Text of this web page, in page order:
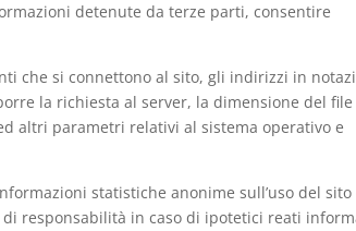
detenute da terze parti, consentire
che si connettono al sito, gli indirizzi in
la richiesta al server, la dimensione del
altri parametri relativi al sistema operativo e
statistiche anonime sull’uso del sito
responsabilità in caso di ipotetici reati